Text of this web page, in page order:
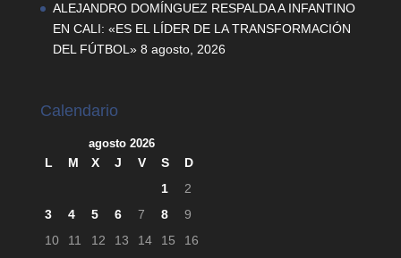
ALEJANDRO DOMÍNGUEZ RESPALDA A INFANTINO
EN CALI: «ES EL LÍDER DE LA TRANSFORMACIÓN
DEL FÚTBOL» 8 agosto, 2026
Calendario
agosto 2026
L M X J V S
D
1
2
3
4 5 6 7 8
9
10
11 12 13 14 15
16